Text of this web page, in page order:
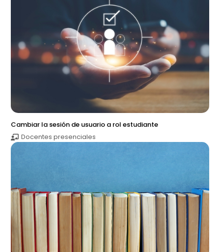
Cambiar la sesión de usuario a rol estudiante
Docentes presenciales